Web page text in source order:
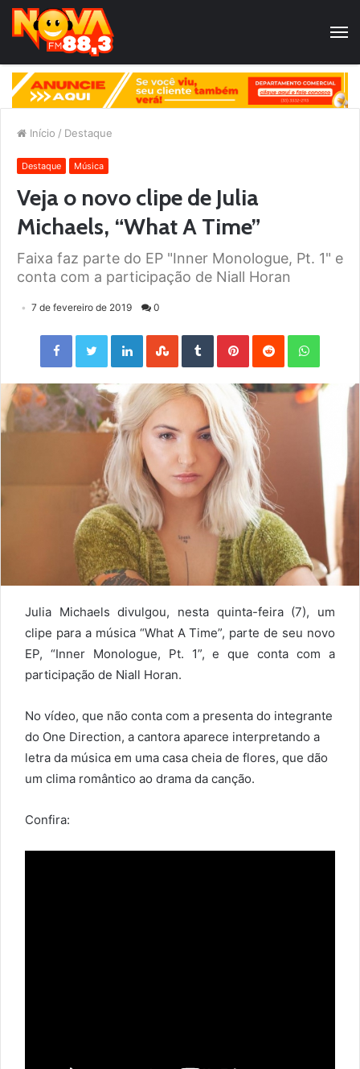
Início / Destaque
Destaque Música
Veja o novo clipe de Julia
Michaels, “What A Time”
Faixa faz parte do EP "Inner Monologue, Pt. 1" e
conta com a participação de Niall Horan
7 de fevereiro de 2019 0
Facebook Twitter LinkedIn StumbleUpon Tumblr Pinterest Reddit
Julia Michaels divulgou, nesta quinta-feira (7), um
clipe para a música “What A Time”, parte de seu novo
EP, “Inner Monologue, Pt. 1”, e que conta com a
participação de Niall Horan.
No vídeo, que não conta com a presenta do integrante
do One Direction, a cantora aparece interpretando a
letra da música em uma casa cheia de flores, que dão
um clima romântico ao drama da canção.
Confira: